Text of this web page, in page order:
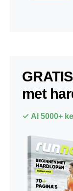
met
✓ Al 5000+